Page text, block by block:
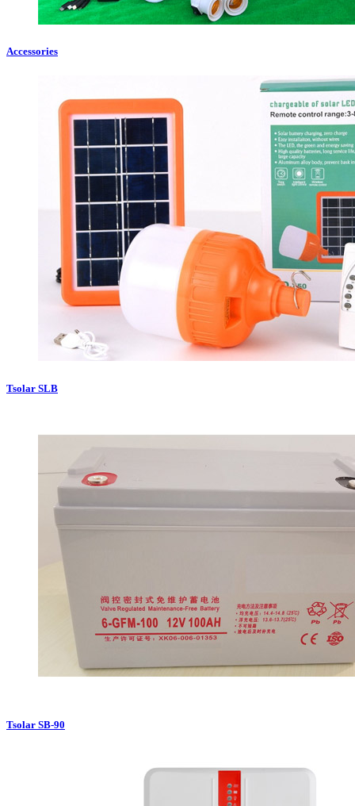
Accessories
Tsolar SLB
Tsolar SB-90